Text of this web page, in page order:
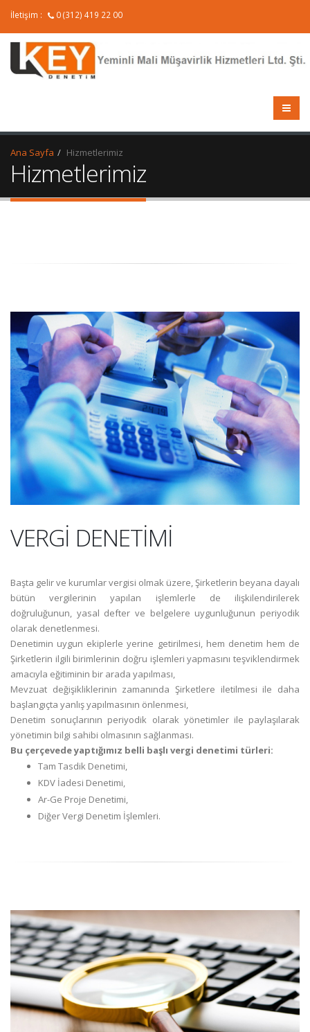
İletişim : 0 (312) 419 22 00
Ana Sayfa Hizmetlerimiz
Hizmetlerimiz
VERGİ DENETİMİ
Başta gelir ve kurumlar vergisi olmak üzere, Şirketlerin beyana dayalı
bütün vergilerinin yapılan işlemlerle de ilişkilendirilerek
doğruluğunun, yasal defter ve belgelere uygunluğunun periyodik
olarak denetlenmesi.
Denetimin uygun ekiplerle yerine getirilmesi, hem denetim hem de
Şirketlerin ilgili birimlerinin doğru işlemleri yapmasını teşviklendirmek
amacıyla eğitiminin bir arada yapılması,
Mevzuat değişikliklerinin zamanında Şirketlere iletilmesi ile daha
başlangıçta yanlış yapılmasının önlenmesi,
Denetim sonuçlarının periyodik olarak yönetimler ile paylaşılarak
yönetimin bilgi sahibi olmasının sağlanması.
Bu çerçevede yaptığımız belli başlı vergi denetimi türleri:
Tam Tasdik Denetimi,
KDV İadesi Denetimi,
Ar-Ge Proje Denetimi,
Diğer Vergi Denetim İşlemleri.